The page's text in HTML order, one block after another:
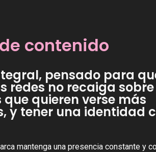
contenido
pensado para
redes no recaiga
quieren verse más
y tener una identidad
mantenga una presencia constante y